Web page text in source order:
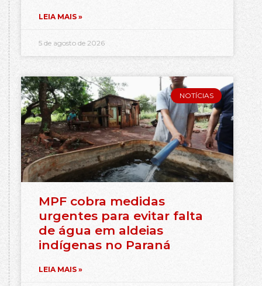
LEIA MAIS »
5 de agosto de 2026
NOTÍCIAS
MPF cobra medidas
urgentes para evitar falta
de água em aldeias
indígenas no Paraná
LEIA MAIS »